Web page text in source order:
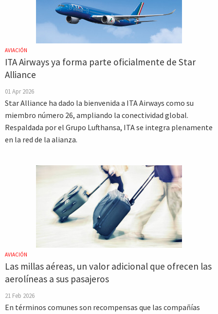
AVIACIÓN
ITA Airways ya forma parte oficialmente de Star
Alliance
01 Apr 2026
Star Alliance ha dado la bienvenida a ITA Airways como su
miembro número 26, ampliando la conectividad global.
Respaldada por el Grupo Lufthansa, ITA se integra plenamente
en la red de la alianza.
AVIACIÓN
Las millas aéreas, un valor adicional que ofrecen las
aerolíneas a sus pasajeros
21 Feb 2026
En términos comunes son recompensas que las compañías